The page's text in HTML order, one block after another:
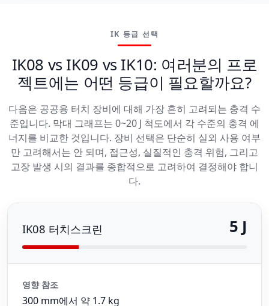
IK 등급 선택
IK08 vs IK09 vs IK10: 여러분의 프로
젝트에는 어떤 등급이 필요할까요?
다음은 공공용 터치 장비에 대해 가장 흔히 고려되는 충격 수
준입니다. 막대 그래프는 0~20 J 척도에서 각 수준의 충격 에
너지를 비교한 것입니다. 장비 선택은 단순히 실외 사용 여부
만 고려해서는 안 되며, 접근성, 실질적인 충격 위험, 그리고
고장 발생 시의 결과를 종합적으로 고려하여 결정해야 합니
다.
IK08 터치스크린 5 J
영향 참조
300 mm에서 약 1.7 kg